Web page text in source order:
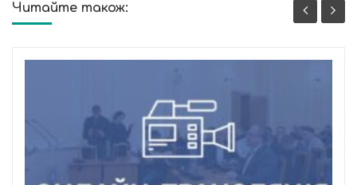
Читайте також: